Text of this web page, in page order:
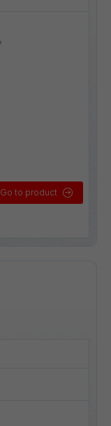
Go to product